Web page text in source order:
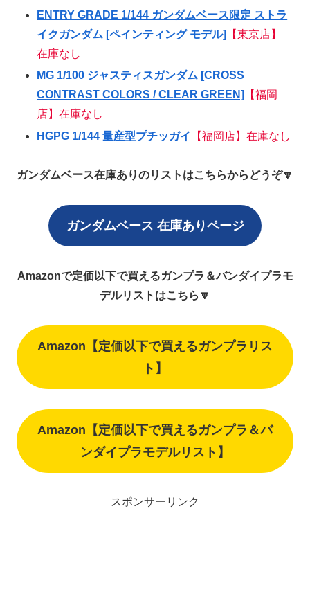
ENTRY GRADE 1/144 ガンダムベース限定 ストラ
イクガンダム [ペインティング モデル]
【東京店】
在庫なし
MG 1/100 ジャスティスガンダム [CROSS
CONTRAST COLORS / CLEAR GREEN]
【福岡
店】在庫なし
HGPG 1/144 量産型プチッガイ
【福岡店】在庫なし
ガンダムベース在庫ありのリストはこちらからどうぞ🔽
ガンダムベース 在庫ありページ
Amazonで定価以下で買えるガンプラ＆バンダイプラモ
デルリストはこちら🔽
Amazon【定価以下で買えるガンプラリス
ト】
Amazon【定価以下で買えるガンプラ＆バ
ンダイプラモデルリスト】
スポンサーリンク